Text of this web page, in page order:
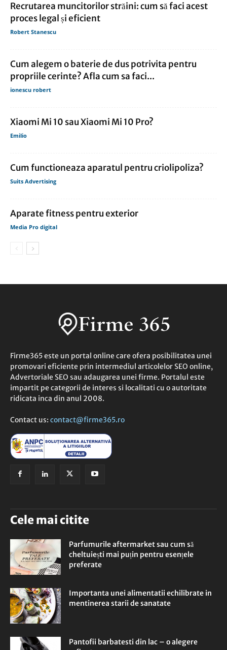
Recrutarea muncitorilor străini: cum să faci acest
proces legal și eficient
Robert Stanescu
Cum alegem o baterie de dus potrivita pentru
propriile cerinte? Afla cum sa faci...
ionescu robert
Xiaomi Mi 10 sau Xiaomi Mi 10 Pro?
Emilio
Cum functioneaza aparatul pentru criolipoliza?
Suits Advertising
Aparate fitness pentru exterior
Media Pro digital
Firme365 este un portal online care ofera posibilitatea unei
promovari eficiente prin intermediul articolelor SEO online,
Advertoriale SEO sau adaugarea unei firme. Portalul este
impartit pe categorii de interes si localitati cu o autoritate
ridicata inca din anul 2008.
Contact us: contact@firme365.ro
Cele mai citite
Parfumurile aftermarket sau cum să
cheltuiești mai puțin pentru esențele
preferate
Importanta unei alimentatii echilibrate in
mentinerea starii de sanatate
Pantofii barbatesti din lac – o alegere